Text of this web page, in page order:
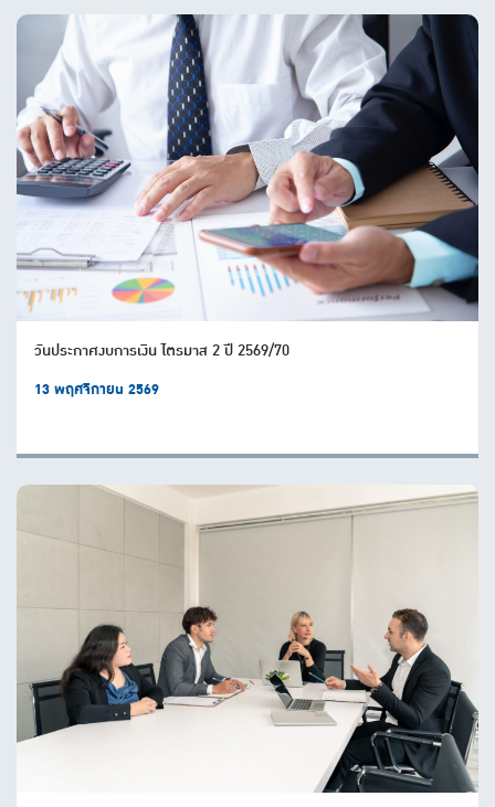
วันประกาศงบการเงิน ไตรมาส 2 ปี 2569/70
13 พฤศจิกายน 2569